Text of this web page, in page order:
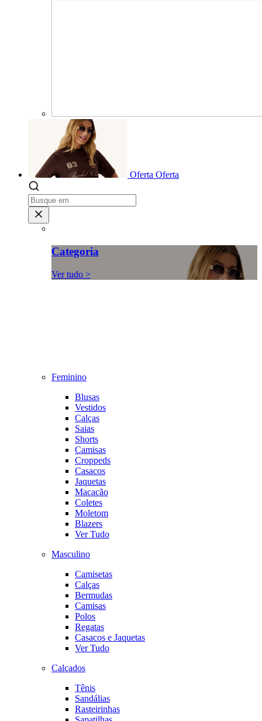
Oferta Oferta
Categoria
Ver tudo >
Feminino
Blusas
Vestidos
Calças
Saias
Shorts
Camisas
Croppeds
Casacos
Jaquetas
Macacão
Coletes
Moletom
Blazers
Ver Tudo
Masculino
Camisetas
Calças
Bermudas
Camisas
Polos
Regatas
Casacos e Jaquetas
Ver Tudo
Calçados
Tênis
Sandálias
Rasteirinhas